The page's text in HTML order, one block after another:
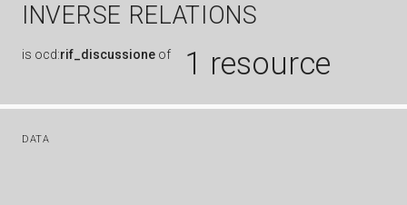
INVERSE RELATIONS
is ocd:rif_discussione of 1 resource
DATA